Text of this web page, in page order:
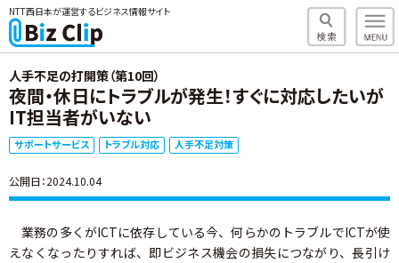
NTT西日本が運営するビジネス情報サイト
人手不足の打開策（第10回）
夜間・休日にトラブルが発生！すぐに対応したいが
IT担当者がいない
サポートサービス トラブル対応 人手不足対策
公開日：2024.10.04
業務の多くがICTに依存している今、何らかのトラブルでICTが使
えなくなったりすれば、即ビジネス機会の損失につながり、長引け